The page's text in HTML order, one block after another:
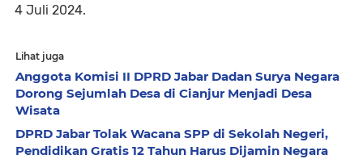
4 Juli 2024.
Lihat juga
Anggota Komisi II DPRD Jabar Dadan Surya Negara
Dorong Sejumlah Desa di Cianjur Menjadi Desa
Wisata
DPRD Jabar Tolak Wacana SPP di Sekolah Negeri,
Pendidikan Gratis 12 Tahun Harus Dijamin Negara